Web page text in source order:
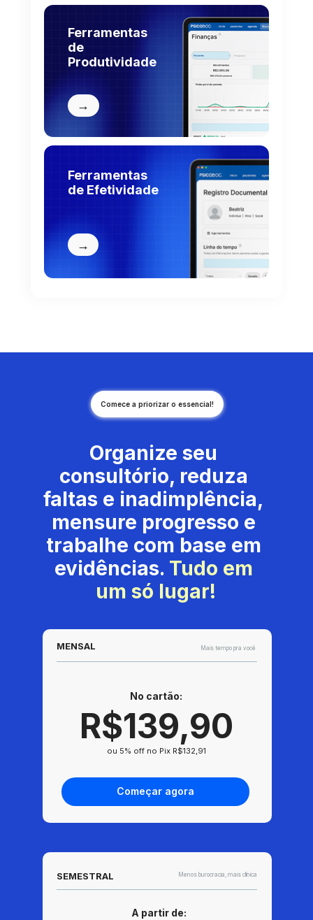
Ferramentas
de Efetividade
Ferramentas
de
Produtividade
→
→
Comece a priorizar o essencial!
Organize seu
consultório, reduza
faltas e inadimplência,
mensure progresso e
trabalhe com base em
evidências. Tudo em
um só lugar!
MENSAL
SEMESTRAL
Mais tempo pra você
Menos burocracia, mais clínica
No cartão:
A partir de:
R$139,90
ou 5% off no Pix R$132,91
Começar agora